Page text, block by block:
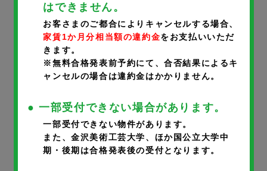
携帯番号 ※
メールアドレス※
はできません。
お客さまのご都合によりキャンセルする場合、
家賃1か月分相当額の違約金をお支払いいただ
きます。
※無料合格発表前予約にて、合否結果によるキ
ャンセルの場合は違約金はかかりません。
● 一部受付できない場合があります。
一部受付できない物件があります。
また、金沢美術工芸大学、ほか国公立大学中
期・後期は合格発表後の受付となります。